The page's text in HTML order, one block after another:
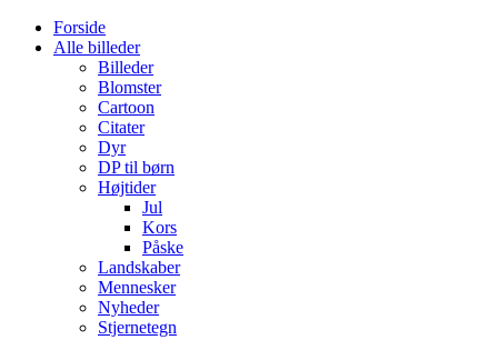
Forside
Alle billeder
Billeder
Blomster
Cartoon
Citater
Dyr
DP til børn
Højtider
Jul
Kors
Påske
Landskaber
Mennesker
Nyheder
Stjernetegn